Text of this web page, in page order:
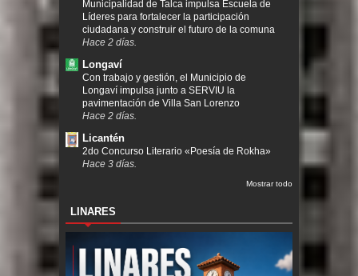
Municipalidad de Talca impulsa Escuela de
Líderes para fortalecer la participación
ciudadana y construir el futuro de la comuna
Hace 2 días.
Longaví
Con trabajo y gestión, el Municipio de
Longaví impulsa junto a SERVIU la
pavimentación de Villa San Lorenzo
Hace 2 días.
Licantén
2do Concurso Literario «Poesía de Rokha»
Hace 3 días.
Mostrar todo
LINARES